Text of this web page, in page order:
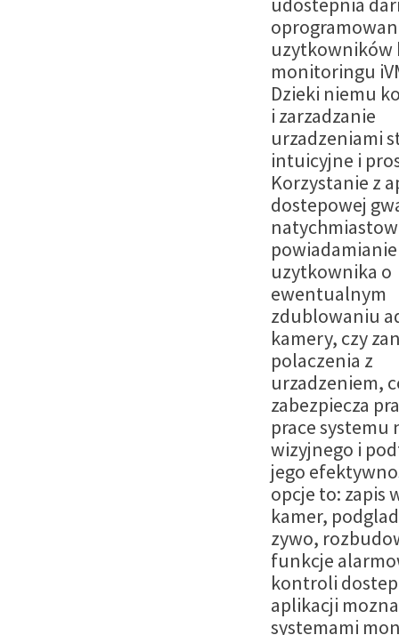
uzytkowników
monitoringu
Dzieki niemu
i zarzadzanie
urzadzeniami
intuicyjne i
Korzystanie z
dostepowej
powiadamianie
uzytkownika o
ewentualnym
zdublowaniu
kamery, czy
polaczenia z
urzadzeniem,
zabezpiecza
prace systemu
wizyjnego i
jego
opcje to: zapis
kamer,
zywo,
funkcje
kontroli
aplikacji
systemami